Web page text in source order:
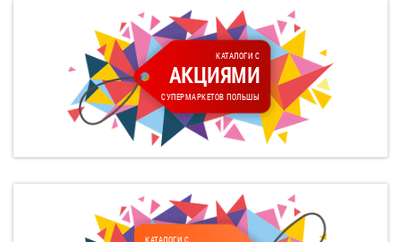
КАТАЛОГИ С
АКЦИЯМИ
СУПЕРМАРКЕТОВ ПОЛЬШЫ
КАТАЛОГИ С